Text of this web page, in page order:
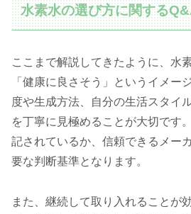
水素水の選び方に関する
ここまで解説してきたように、水
「健康に良さそう」というイメー
度や生成方法、自分の生活スタイ
を丁寧に見極めることが大切です
記されているか、信頼できるメー
要な判断基準となります。
また、継続して取り入れることが